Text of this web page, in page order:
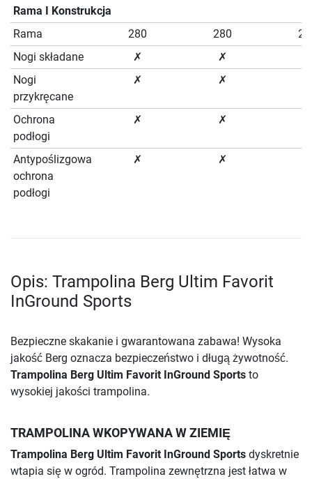
Rama I Konstrukcja
Rama
280 280
Nogi składane
✗ ✗
Nogi
przykręcane
✗ ✗
Ochrona
podłogi
✗ ✗
Antypoślizgowa
ochrona
podłogi
✗ ✗
Opis: Trampolina Berg Ultim Favorit
InGround Sports
Bezpieczne skakanie i gwarantowana zabawa! Wysoka
jakość Berg oznacza bezpieczeństwo i długą żywotność.
Trampolina Berg Ultim Favorit InGround Sports to
wysokiej jakości trampolina.
TRAMPOLINA WKOPYWANA W ZIEMIĘ
Trampolina Berg Ultim Favorit InGround Sports dyskretnie
wtapia się w ogród. Trampolina zewnętrzna jest łatwa w